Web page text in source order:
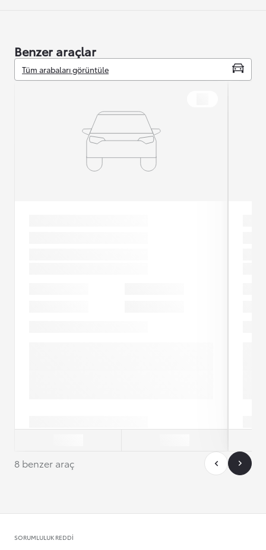
Benzer araçlar
Tüm arabaları görüntüle
8 benzer araç
SORUMLULUK REDDI